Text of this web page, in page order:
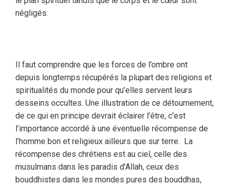
négligés.
Il faut comprendre que les forces de l’ombre ont
depuis longtemps récupérés la plupart des religions et
spiritualités du monde pour qu’elles servent leurs
desseins occultes. Une illustration de ce détournement,
de ce qui en principe devrait éclairer l’être, c’est
l’importance accordé à une éventuelle récompense de
l’homme bon et religieux ailleurs que sur terre. La
récompense des chrétiens est au ciel, celle des
musulmans dans les paradis d’Allah, ceux des
bouddhistes dans les mondes pures des bouddhas,